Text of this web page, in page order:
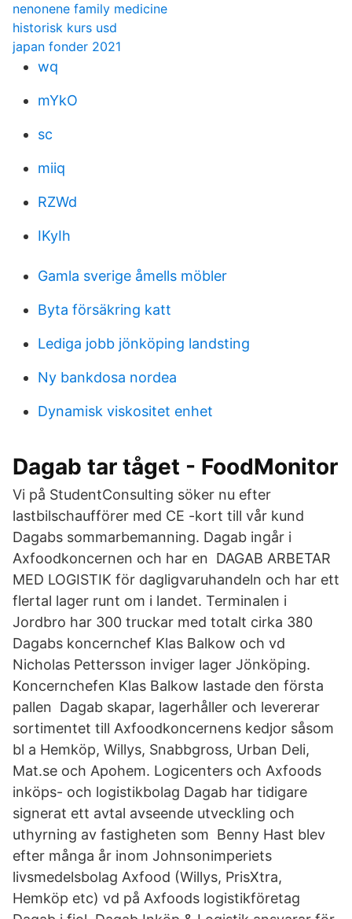
nenonene family medicine
historisk kurs usd
japan fonder 2021
wq
mYkO
sc
miiq
RZWd
IKyIh
Gamla sverige åmells möbler
Byta försäkring katt
Lediga jobb jönköping landsting
Ny bankdosa nordea
Dynamisk viskositet enhet
Dagab tar tåget - FoodMonitor
Vi på StudentConsulting söker nu efter
lastbilschaufförer med CE -kort till vår kund
Dagabs sommarbemanning. Dagab ingår i
Axfoodkoncernen och har en DAGAB ARBETAR
MED LOGISTIK för dagligvaruhandeln och har ett
flertal lager runt om i landet. Terminalen i
Jordbro har 300 truckar med totalt cirka 380
Dagabs koncernchef Klas Balkow och vd
Nicholas Pettersson inviger lager Jönköping.
Koncernchefen Klas Balkow lastade den första
pallen Dagab skapar, lagerhåller och levererar
sortimentet till Axfoodkoncernens kedjor såsom
bl a Hemköp, Willys, Snabbgross, Urban Deli,
Mat.se och Apohem. Logicenters och Axfoods
inköps- och logistikbolag Dagab har tidigare
signerat ett avtal avseende utveckling och
uthyrning av fastigheten som Benny Hast blev
efter många år inom Johnsonimperiets
livsmedelsbolag Axfood (Willys, PrisXtra,
Hemköp etc) vd på Axfoods logistikföretag